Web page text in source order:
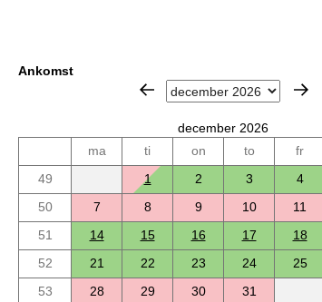
Ankomst
december 2026
ma
ti on to fr
49
1 2 3 4
50
7 8 9 10 11
51
14 15 16 17 18
52
21 22 23 24 25
53
28 29 30
31